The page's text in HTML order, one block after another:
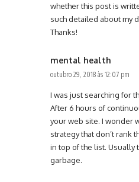
whether this post is
such detailed about my
Thanks!
mental health
outubro 29, 2018 às 12:07 pm
I was just searching for
After 6 hours of
your web site. I wonder
strategy that don’t rank
in top of the list. Usually
garbage.